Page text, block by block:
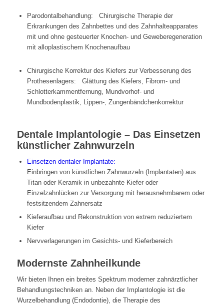
Parodontalbehandlung: Chirurgische Therapie der
Erkrankungen des Zahnbettes und des Zahnhalteapparates
mit und ohne gesteuerter Knochen- und Geweberegeneration
mit alloplastischem Knochenaufbau
Chirurgische Korrektur des Kiefers zur Verbesserung des
Prothesenlagers: Glättung des Kiefers, Fibrom- und
Schlotterkammentfernung, Mundvorhof- und
Mundbodenplastik, Lippen-, Zungenbändchenkorrektur
Dentale Implantologie – Das Einsetzen
künstlicher Zahnwurzeln
Einsetzen dentaler Implantate:
Einbringen von künstlichen Zahnwurzeln (Implantaten) aus
Titan oder Keramik in unbezahnte Kiefer oder
Einzelzahnlücken zur Versorgung mit herausnehmbarem oder
festsitzendem Zahnersatz
Kieferaufbau und Rekonstruktion von extrem reduziertem
Kiefer
Nervverlagerungen im Gesichts- und Kieferbereich
Modernste Zahnheilkunde
Wir bieten Ihnen ein breites Spektrum moderner zahnärztlicher
Behandlungstechniken an. Neben der Implantologie ist die
Wurzelbehandlung (Endodontie), die Therapie des